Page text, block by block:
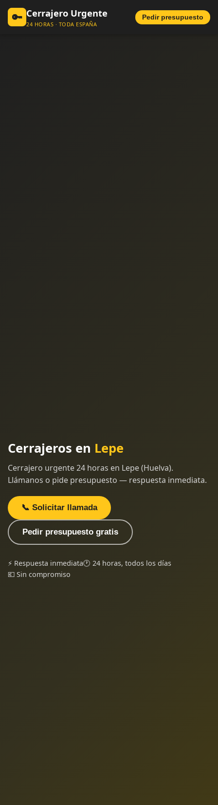
🔑 Cerrajero Urgente
24 HORAS · TODA ESPAÑA
Pedir presupuesto
Cerrajeros en Lepe
Cerrajero urgente 24 horas en Lepe (Huelva).
Llámanos o pide presupuesto — respuesta inmediata.
📞 Solicitar llamada
Pedir presupuesto gratis
⚡ Respuesta inmediata🕐 24 horas, todos los días
💶 Sin compromiso